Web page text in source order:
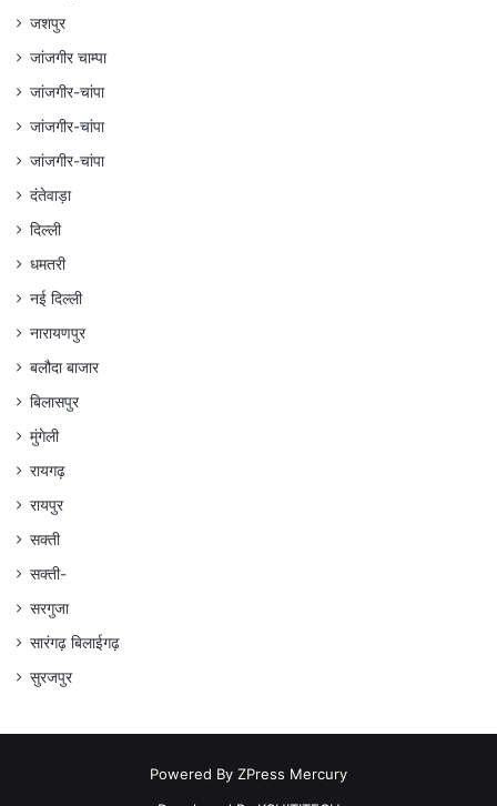
जशपुर
जांजगीर चाम्पा
जांजगीर-चांपा
जांजगीर-चांपा
जांजगीर-चांपा
दंतेवाड़ा
दिल्ली
धमतरी
नई दिल्ली
नारायणपुर
बलौदा बाजार
बिलासपुर
मुंगेली
रायगढ़
रायपुर
सक्ती
सक्ती-
सरगुजा
सारंगढ़ बिलाईगढ़
सुरजपुर
Powered By ZPress Mercury